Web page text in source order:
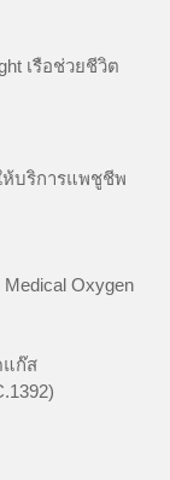
เรือช่วยชีวิต
ห้บริการแพชูชีพ
Medical Oxygen
แก๊ส